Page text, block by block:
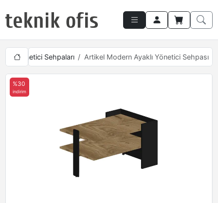
Yönetici Sehpaları Artikel Modern Ayaklı Yönetici Sehpası
%30
indirim